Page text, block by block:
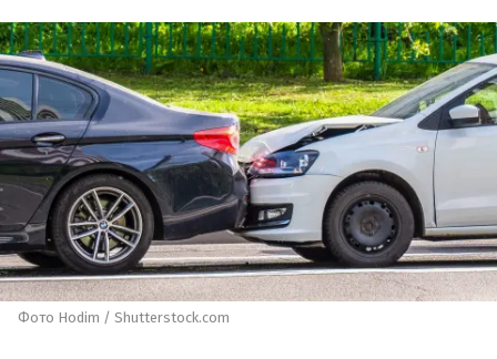
Фото Hodim / Shutterstock.com